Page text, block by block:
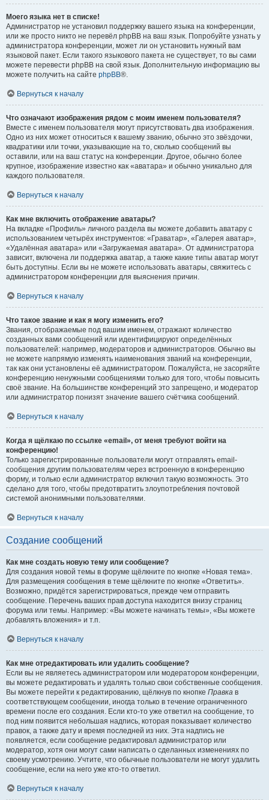
Моего языка нет в списке!
Администратор не установил поддержку вашего языка на конференции,
или же просто никто не перевёл phpBB на ваш язык. Попробуйте узнать у
администратора конференции, может ли он установить нужный вам
языковой пакет. Если такого языкового пакета не существует, то вы сами
можете перевести phpBB на свой язык. Дополнительную информацию вы
можете получить на сайте phpBB®.
Вернуться к началу
Что означают изображения рядом с моим именем пользователя?
Вместе с именем пользователя могут присутствовать два изображения.
Одно из них может относиться к вашему званию, обычно это звёздочки,
квадратики или точки, указывающие на то, сколько сообщений вы
оставили, или на ваш статус на конференции. Другое, обычно более
крупное, изображение известно как «аватара» и обычно уникально для
каждого пользователя.
Вернуться к началу
Как мне включить отображение аватары?
На вкладке «Профиль» личного раздела вы можете добавить аватару с
использованием четырёх инструментов: «Граватар», «Галерея аватар»,
«Удалённая аватара» или «Загружаемая аватара». От администратора
зависит, включена ли поддержка аватар, а также какие типы аватар могут
быть доступны. Если вы не можете использовать аватары, свяжитесь с
администратором конференции для выяснения причин.
Вернуться к началу
Что такое звание и как я могу изменить его?
Звания, отображаемые под вашим именем, отражают количество
созданных вами сообщений или идентифицируют определённых
пользователей: например, модераторов и администраторов. Обычно вы
не можете напрямую изменять наименования званий на конференции,
так как они установлены её администратором. Пожалуйста, не засоряйте
конференцию ненужными сообщениями только для того, чтобы повысить
своё звание. На большинстве конференций это запрещено, и модератор
или администратор понизят значение вашего счётчика сообщений.
Вернуться к началу
Когда я щёлкаю по ссылке «email», от меня требуют войти на
конференцию!
Только зарегистрированные пользователи могут отправлять email-
сообщения другим пользователям через встроенную в конференцию
форму, и только если администратор включил такую возможность. Это
сделано для того, чтобы предотвратить злоупотребления почтовой
системой анонимными пользователями.
Вернуться к началу
Создание сообщений
Как мне создать новую тему или сообщение?
Для создания новой темы в форуме щёлкните по кнопке «Новая тема».
Для размещения сообщения в теме щёлкните по кнопке «Ответить».
Возможно, придётся зарегистрироваться, прежде чем отправить
сообщение. Перечень ваших прав доступа находится внизу страниц
форума или темы. Например: «Вы можете начинать темы», «Вы можете
добавлять вложения» и т.п.
Вернуться к началу
Как мне отредактировать или удалить сообщение?
Если вы не являетесь администратором или модератором конференции,
вы можете редактировать и удалять только свои собственные сообщения.
Вы можете перейти к редактированию, щёлкнув по кнопке Правка в
соответствующем сообщении, иногда только в течение ограниченного
времени после его создания. Если кто-то уже ответил на сообщение, то
под ним появится небольшая надпись, которая показывает количество
правок, а также дату и время последней из них. Эта надпись не
появляется, если сообщение редактировал администратор или
модератор, хотя они могут сами написать о сделанных изменениях по
своему усмотрению. Учтите, что обычные пользователи не могут удалить
сообщение, если на него уже кто-то ответил.
Вернуться к началу